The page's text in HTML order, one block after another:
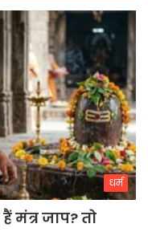
धर्म
मंत्र जाप? तो